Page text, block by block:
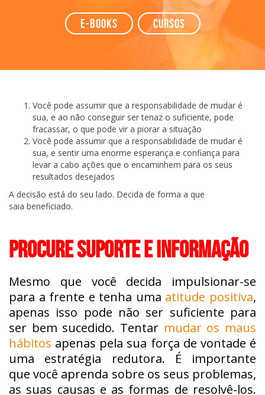
e-books Cursos
Você pode assumir que a responsabilidade de mudar é
sua, e ao não conseguir ser tenaz o suficiente, pode
fracassar, o que pode vir a piorar a situação
Você pode assumir que a responsabilidade de mudar é
sua, e sentir uma enorme esperança e confiança para
levar a cabo ações que o encaminhem para os seus
resultados desejados
A decisão está do seu lado. Decida de forma a que
saia beneficiado.
PROCURE SUPORTE E INFORMAÇÃO
Mesmo que você decida impulsionar-se
para a frente e tenha uma atitude positiva,
apenas isso pode não ser suficiente para
ser bem sucedido. Tentar mudar os maus
hábitos apenas pela sua força de vontade é
uma estratégia redutora. É importante
que você aprenda sobre os seus problemas,
as suas causas e as formas de resolvê-los.